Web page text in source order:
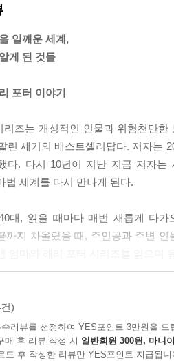
럼 가슴이 답답해지면서 숨쉬기가
로 사로잡아 옴짝달싹 못 하던 순
고 싶다.
잠들기 전에 꼭 풀 것, 집을 나서
힘이 세다. 너무 재미있어서 하고
하고 싶고 꼭 이루고 싶어 몸과 마
일깨운 세계,
게 된 것들
포터 이야기
리즈는 개성적인 인물과 위험천만
린 세기의 베스트셀러답다. 저자는
다. 다시 10년이 지난 지금 저자
법 세계를 다시 만나게 된다.
대, 읽을 때마다 매번 새롭게 다
까지 차올랐을 때, 주인공과 주변
게 보이는지, 그동안 쌓인 경험과
이 다 이렇지 않을까. 신간을 기다
것이다.
)
리뷰를 선정하여 YES포인트 3만원을 드
매 후 리뷰 작성 시 일반회원 300원, 마니
드 후 작성한 리뷰만 YES포인트 지급됩니